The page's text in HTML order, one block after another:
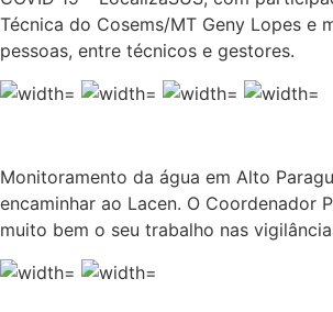
Técnica do Cosems/MT Geny Lopes e
pessoas, entre técnicos e gestores.
Monitoramento da água em Alto
encaminhar ao Lacen. O Coordenador
muito bem o seu trabalho nas